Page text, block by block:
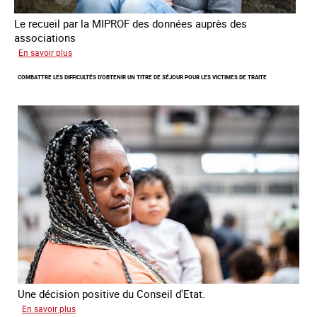
Le recueil par la MIPROF des données auprès des
associations
En savoir plus
de
2026
sur
les
victimes
de
traite
COMBATTRE LES DIFFICULTÉS D'OBTENIR UN TITRE DE SÉJOUR POUR LES VICTIMES DE TRAITE
Une décision positive du Conseil d'Etat.
En savoir plus